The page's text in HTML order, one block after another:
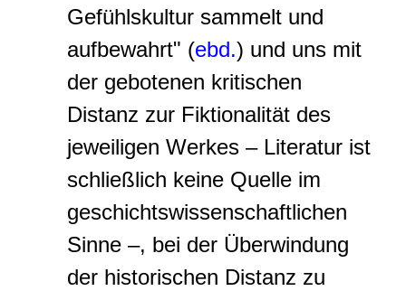
Gefühlskultur sammelt und
aufbewahrt" (ebd.) und uns mit
der gebotenen kritischen
Distanz zur Fiktionalität des
jeweiligen Werkes – Literatur ist
schließlich keine Quelle im
geschichtswissenschaftlichen
Sinne –, bei der Überwindung
der historischen Distanz zu